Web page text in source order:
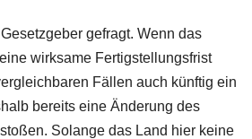
gefragt. Wenn das
wirksame Fertigstellungsfrist
Fällen auch künftig ein
bereits eine Änderung des
Solange das Land hier keine